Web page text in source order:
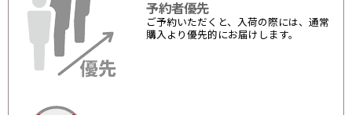
予約者優先
ご予約いただくと、入荷の際には、通常
購入より優先的にお届けします。